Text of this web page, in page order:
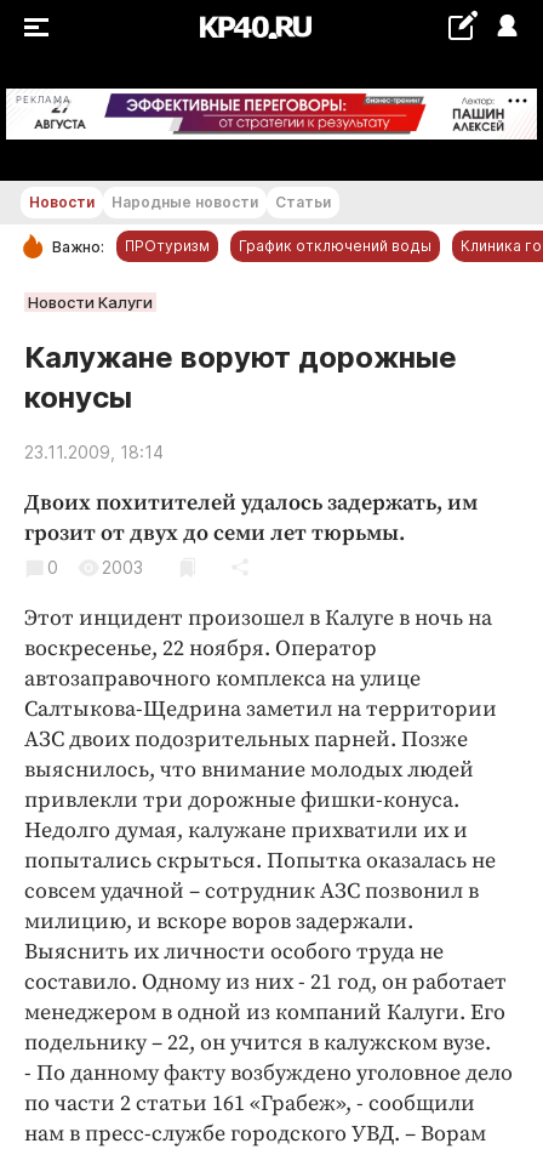
РЕКЛАМА +17...+18 °С
РУБРИКИ
Новости компаний
Статьи
Народные новости
Авто и транспорт
Благоустройство
Криминал
Недвижимость и ЖКХ
Образование
Общество
Погода
Праздники
Происшествия
Спорт
Экономика и бизнес
ПРОЕКТЫ
Блоги
Издания
Медиаперсона
Интересное чтиво
Клиника года
Новости Народные новости Статьи
Важно: ПРОтуризм График отключений воды Клиника
Новости Калуги
Калужане воруют дорожные
конусы
23.11.2009, 18:14
Двоих похитителей удалось задержать, им
грозит от двух до семи лет тюрьмы.
0 2003
Этот инцидент произошел в Калуге в ночь на
воскресенье, 22 ноября. Оператор
автозаправочного комплекса на улице
Салтыкова-Щедрина заметил на территории
АЗС двоих подозрительных парней. Позже
выяснилось, что внимание молодых людей
привлекли три дорожные фишки-конуса.
Недолго думая, калужане прихватили их и
попытались скрыться. Попытка оказалась не
совсем удачной – сотрудник АЗС позвонил в
милицию, и вскоре воров задержали.
Выяснить их личности особого труда не
составило. Одному из них - 21 год, он работает
менеджером в одной из компаний Калуги. Его
подельнику – 22, он учится в калужском вузе.
- По данному факту возбуждено уголовное дело
по части 2 статьи 161 «Грабеж», - сообщили
нам в пресс-службе городского УВД. – Ворам